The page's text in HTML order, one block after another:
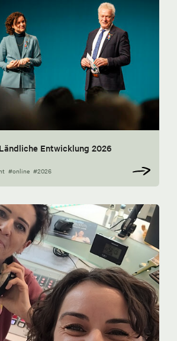
Entwicklung 2026
#online #2026